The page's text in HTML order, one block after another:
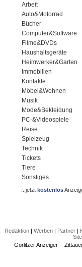
Arbeit
Auto&Motorrad
Bücher
Computer&Software
Filme&DVDs
Haushaltsgeräte
Heimwerker&Garten
Immobilien
Kontakte
Möbel&Wohnen
Musik
Mode&Bekleidung
PC-&Videospiele
Reise
Spielzeug
Technik
Tickets
Tiere
Sonstiges
...jetztkostenlos
Redaktion| Werben| Partner|
Görlitzer Anzeiger